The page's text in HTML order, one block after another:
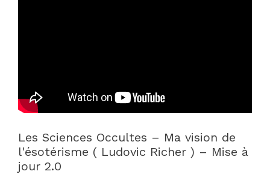
Les Sciences Occultes – Ma vision de
l'ésotérisme ( Ludovic Richer ) – Mise à
jour 2.0